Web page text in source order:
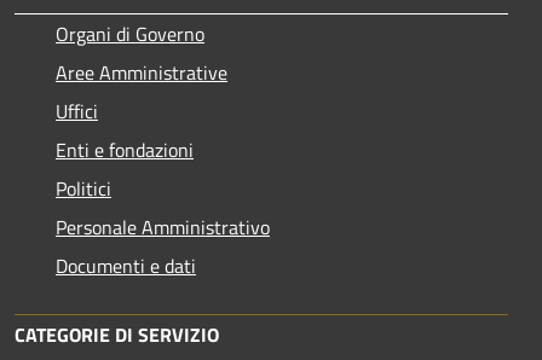
Organi di Governo
Aree Amministrative
Uffici
Enti e fondazioni
Politici
Personale Amministrativo
Documenti e dati
CATEGORIE DI SERVIZIO